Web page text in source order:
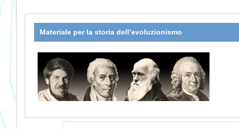
Materiale per la storia dell’evoluzionismo